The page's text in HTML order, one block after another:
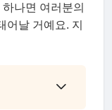
나면 여러분의
어날 거예요. 지